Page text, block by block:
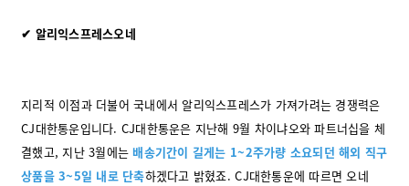
✔ 알리익스프레스오네
지리적 이점과 더불어 국내에서 알리익스프레스가 가져가려는 경쟁력은
CJ대한통운입니다. CJ대한통운은 지난해 9월 차이냐오와 파트너십을 체
결했고, 지난 3월에는배송기간이 길게는 1~2주가량 소요되던 해외 직구
상품을 3~5일 내로 단축하겠다고 밝혔죠. CJ대한통운에 따르면 오네